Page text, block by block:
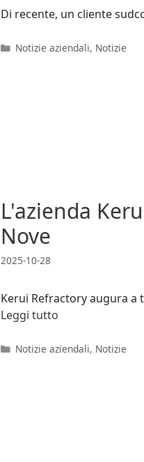
Di recente, un cliente
Categorie
Notizie aziendali, Notizie
L'azienda
Nove
2025-10-28
Kerui Refractory augura a
Leggi tutto
Categorie
Notizie aziendali, Notizie